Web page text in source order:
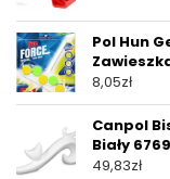
Pol Hun
8,05zł
Canpol
Biały
49,83zł